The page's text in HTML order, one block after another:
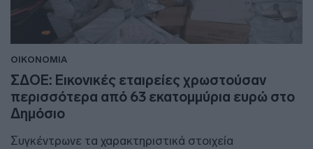
ΟΙΚΟΝΟΜΙΑ
ΣΔΟΕ: Εικονικές εταιρείες χρωστούσαν
περισσότερα από 63 εκατομμύρια ευρώ στο
Δημόσιο
Συγκέντρωνε τα χαρακτηριστικά στοιχεία